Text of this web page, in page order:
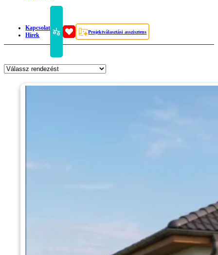
Kapcsolat
Hírek
Projektválasztási asszisztens